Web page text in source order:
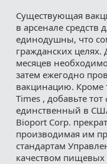
Существующая
в арсенале средств
единодушны, что
гражданских целях.
месяцев
затем ежегодно
вакцинацию. Кроме
Times , добавьте
единственный в
Bioport Corp.
производимая им
стандартам
качеством пищевых